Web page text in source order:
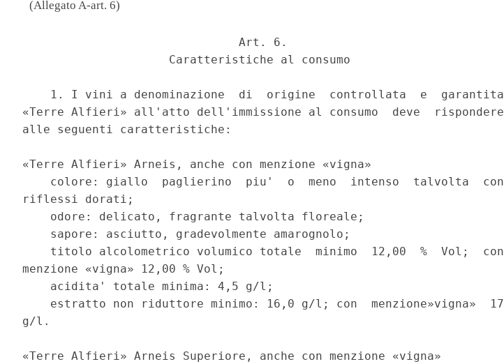
(Allegato A-art. 6)
                               Art. 6.
                     Caratteristiche al consumo
    1. I vini a denominazione  di  origine  controllata  e  garantita
«Terre Alfieri» all'atto dell'immissione al consumo  deve  rispondere
alle seguenti caratteristiche:
«Terre Alfieri» Arneis, anche con menzione «vigna»
    colore: giallo  paglierino  piu'  o  meno  intenso  talvolta  con
riflessi dorati;
    odore: delicato, fragrante talvolta floreale;
    sapore: asciutto, gradevolmente amarognolo;
    titolo alcolometrico volumico totale  minimo  12,00  %  Vol;  con
menzione «vigna» 12,00 % Vol;
    acidita' totale minima: 4,5 g/l;
    estratto non riduttore minimo: 16,0 g/l; con  menzione»vigna»  17
g/l.
«Terre Alfieri» Arneis Superiore, anche con menzione «vigna»